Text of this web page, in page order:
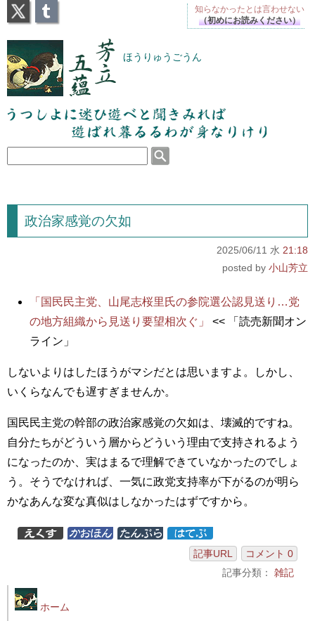
芳立五蘊 ほうりゅうごうん
うつしよに迷ひ遊べと聞きみれば遊ばれ暮るるわが
身なりけり
政治家感覚の欠如
2025/06/11 水 21:18
小山芳立
「国民民主党、山尾志桜里氏の参院選公認見送り…党
の地方組織から見送り要望相次ぐ」
<< 「読売新聞オン
ライン」
しないよりはしたほうがマシだとは思いますよ。しかし、
いくらなんでも遅すぎませんか。
国民民主党の幹部の政治家感覚の欠如は、壊滅的ですね。
自分たちがどういう層からどういう理由で支持されるよう
になったのか、実はまるで理解できていなかったのでしょ
う。そうでなければ、一気に政党支持率が下がるのが明ら
かなあんな変な真似はしなかったはずですから。
記事URL
コメント 0
記事分類： 雑記
ホーム
知らなかったとは言わせない
（初めにお読みください）
X Tumblr